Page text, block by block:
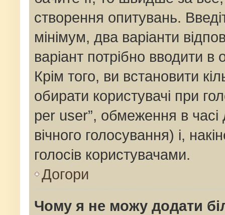
створення опитувань.
мінімум, два варіанти
варіант потрібно вводити в
Крім того, ви встановити
обирати користувачі при
per user”, обмеження в
вічного голосування) і,
голосів користувачами.
Догори
Чому я не можу додати